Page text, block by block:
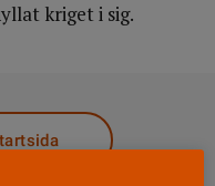
kriget i sig.